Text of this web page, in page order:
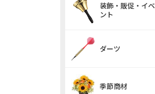
装飾・販促・イベ
ント
ダーツ
季節商材